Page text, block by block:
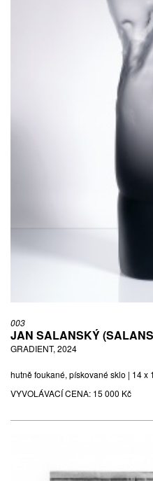
003
JAN SALANSKÝ
GRADIENT, 2024
hutně foukané, pískované sklo | 14 x
VYVOLÁVACÍ CENA: 15 000 Kč